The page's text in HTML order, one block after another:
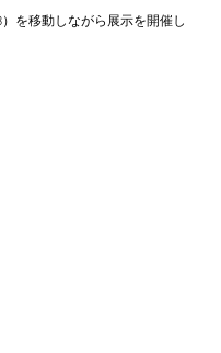
を移動しながら展示を開催し